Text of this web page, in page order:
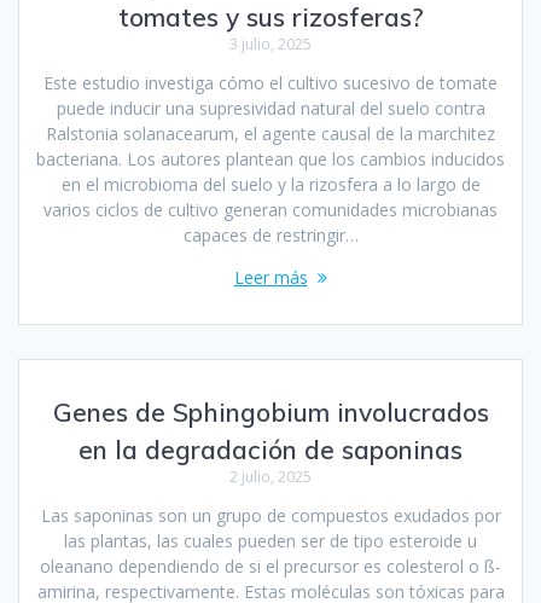
tomates y sus rizosferas?
3 julio, 2025
Este estudio investiga cómo el cultivo sucesivo de tomate
puede inducir una supresividad natural del suelo contra
Ralstonia solanacearum, el agente causal de la marchitez
bacteriana. Los autores plantean que los cambios inducidos
en el microbioma del suelo y la rizosfera a lo largo de
varios ciclos de cultivo generan comunidades microbianas
capaces de restringir…
Leer más
Genes de Sphingobium involucrados
en la degradación de saponinas
2 julio, 2025
Las saponinas son un grupo de compuestos exudados por
las plantas, las cuales pueden ser de tipo esteroide u
oleanano dependiendo de si el precursor es colesterol o ß-
amirina, respectivamente. Estas moléculas son tóxicas para